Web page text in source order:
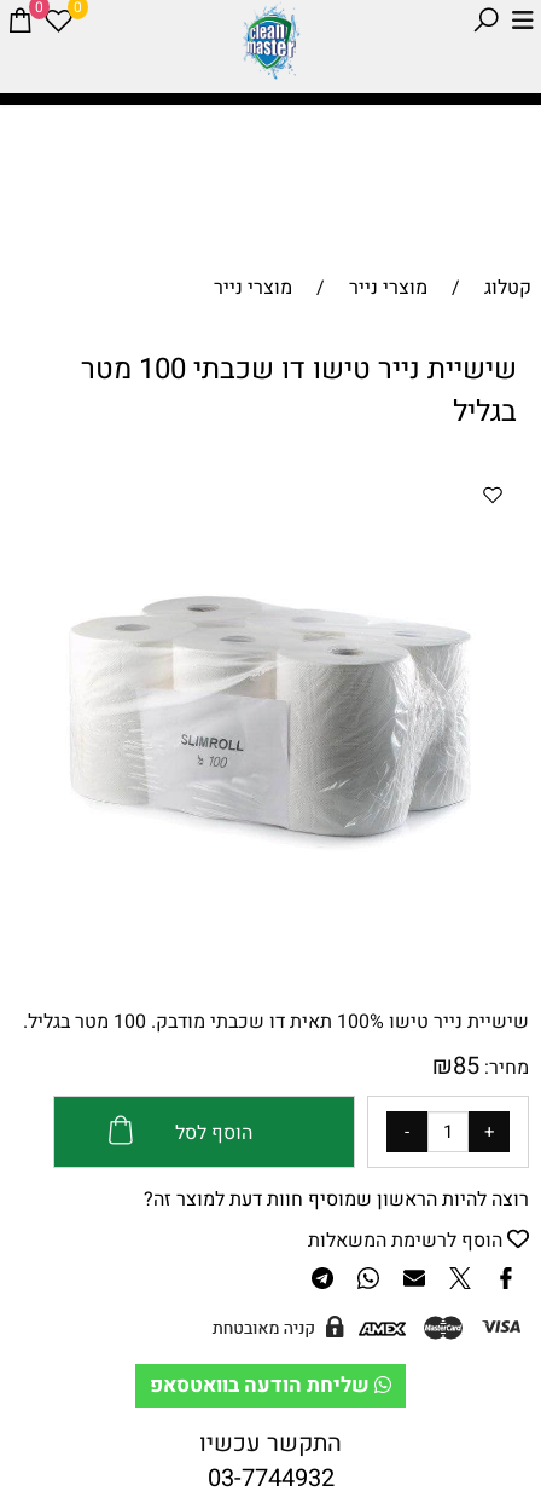
0 0
קטלוג / מוצרי נייר / מוצרי נייר
שישיית נייר טישו דו שכבתי 100 מטר
בגליל
שישיית נייר טישו 100% תאית דו שכבתי מודבק. 100 מטר בגליל.
מחיר:
₪85
הוסף לסל
רוצה להיות הראשון שמוסיף חוות דעת למוצר זה?
הוסף לרשימת המשאלות
שליחת הודעה בוואטסאפ
התקשר עכשיו
03-7744932